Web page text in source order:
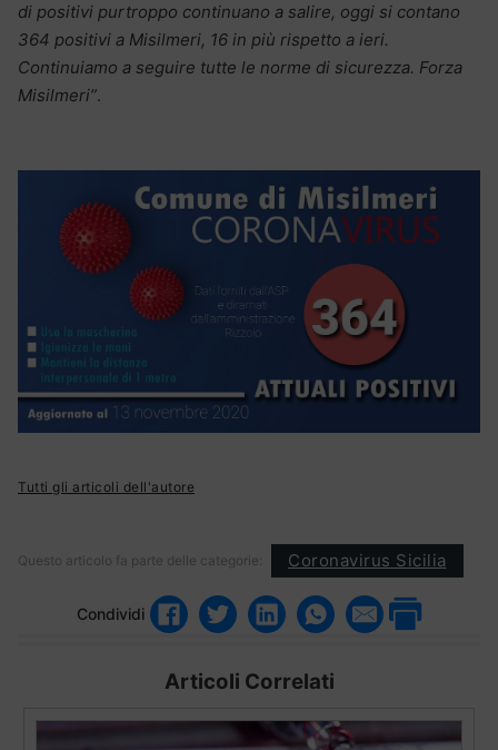
di positivi purtroppo continuano a salire, oggi si contano
364 positivi a Misilmeri, 16 in più rispetto a ieri.
Continuiamo a seguire tutte le norme di sicurezza. Forza
Misilmeri”.
Tutti gli articoli dell'autore
Questo articolo fa parte delle categorie: Coronavirus Sicilia
Condividi
Articoli Correlati